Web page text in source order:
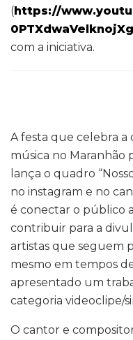
(https://
0PTXdwaVelknojXg
com a iniciativa.
A festa que celebra a
música no Maranhão
lança o quadro
no instagram e no
é conectar o público
contribuir para a
artistas que seguem
mesmo em tempos
apresentado um
categoria videoclipe/
O cantor e